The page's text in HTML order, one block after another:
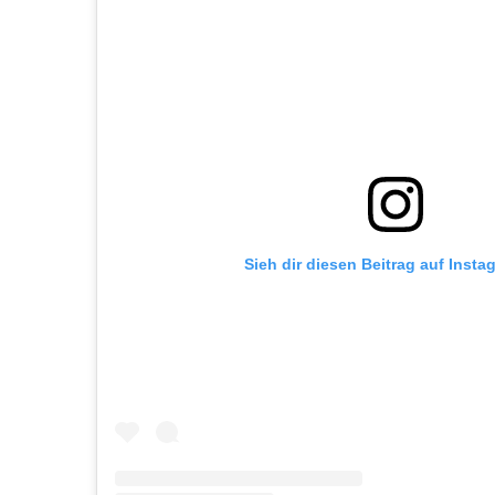
Sieh dir diesen Beitrag auf